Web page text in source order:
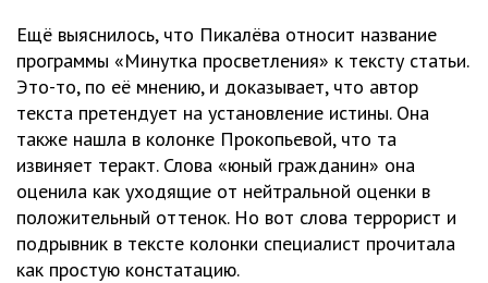
Ещё выяснилось, что Пикалёва относит название
программы «Минутка просветления» к тексту статьи.
Это-то, по её мнению, и доказывает, что автор
текста претендует на установление истины. Она
также нашла в колонке Прокопьевой, что та
извиняет теракт. Слова «юный гражданин» она
оценила как уходящие от нейтральной оценки в
положительный оттенок. Но вот слова террорист и
подрывник в тексте колонки специалист прочитала
как простую констатацию.